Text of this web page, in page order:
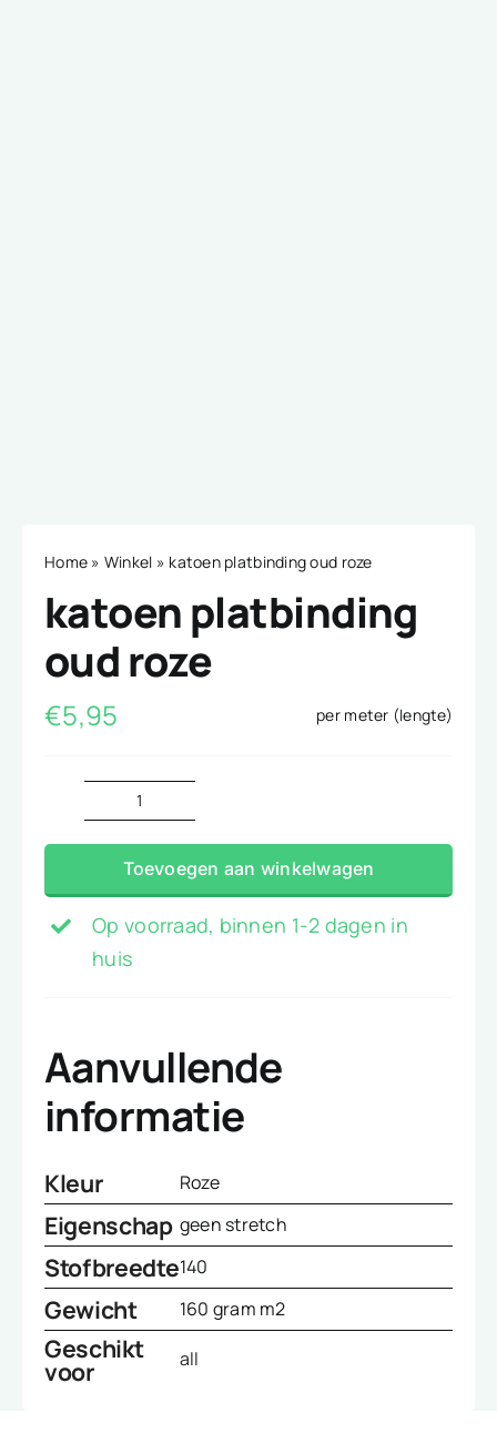
Home » Winkel » katoen platbinding oud roze
katoen platbinding
oud roze
€5,95 per meter (lengte)
katoen
platbinding
oud
roze
aantal
Toevoegen aan winkelwagen
Op voorraad, binnen 1-2 dagen in
huis
Aanvullende
informatie
Kleur Roze
Eigenschap geen stretch
Stofbreedte140
Gewicht 160 gram m2
Geschikt
voor all